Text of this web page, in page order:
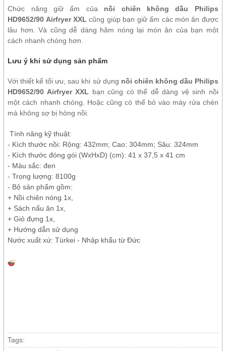
Chức năng giữ ấm của nồi chiên không dầu Philips
HD9652/90 Airfryer XXLcũng giúp bạn giữ ấm các món ăn được
lâu hơn. Và cũng dễ dàng hâm nóng lại món ăn của bạn một
cách nhanh chóng hơn.
Lưu ý khi sử dụng sản phẩm
Với thiết kế tối ưu, sau khi sử dụng nồi chiên không dầu Philips
HD9652/90 Airfryer XXL bạn cũng có thể dễ dàng vệ sinh nồi
một cách nhanh chóng. Hoặc cũng có thể bỏ vào máy rửa chén
mà không sợ bị hỏng nồi.
Tính năng kỹ thuật:
- Kích thước nồi: Rộng: 432mm; Cao: 304mm; Sâu: 324mm
- Kích thước đóng gói (WxHxD) (cm): 41 x 37,5 x 41 cm
- Màu sắc: đen
- Trọng lượng: 8100g
- Bộ sản phẩm gồm:
+ Nồi chiên nóng 1x,
+ Sách nấu ăn 1x,
+ Giỏ đựng 1x,
+ Hướng dẫn sử dụng
Nước xuất xứ: Türkei - Nhập khẩu từ Đức
Tags: